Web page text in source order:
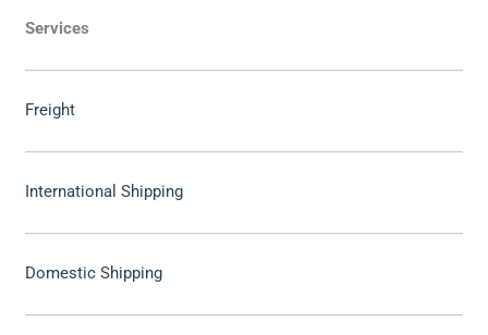
Services
Freight
International Shipping
Domestic Shipping